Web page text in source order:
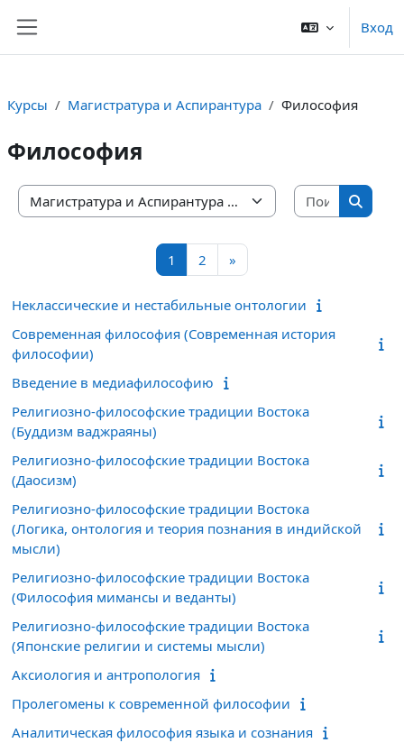
Вход
Курсы Магистратура и Аспирантура Философия
Философия
Категории курсов
Поиск
Поиск
1 Страница 1
2 Страница 2
»
Неклассические и нестабильные онтологии
Современная философия (Современная история
философии)
Введение в медиафилософию
Религиозно-философские традиции Востока
(Буддизм ваджраяны)
Религиозно-философские традиции Востока
(Даосизм)
Религиозно-философские традиции Востока
(Логика, онтология и теория познания в индийской
мысли)
Религиозно-философские традиции Востока
(Философия мимансы и веданты)
Религиозно-философские традиции Востока
(Японские религии и системы мысли)
Аксиология и антропология
Пролегомены к современной философии
Аналитическая философия языка и сознания